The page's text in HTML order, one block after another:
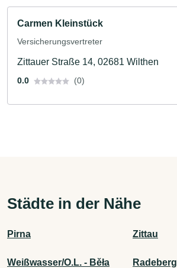
Carmen Kleinstück
Versicherungsvertreter
Zittauer Straße 14, 02681 Wilthen
0.0 (0)
Städte in der Nähe
Pirna Zittau
Weißwasser/O.L. - Běła
Radeberg